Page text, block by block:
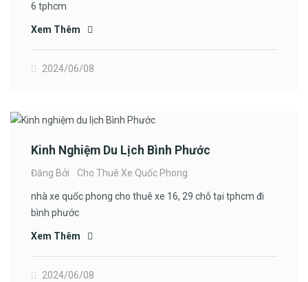
6 tphcm
Xem Thêm
2024/06/08
Kinh Nghiệm Du Lịch Bình Phước
Đăng Bởi Cho Thuê Xe Quốc Phong
nhà xe quốc phong cho thuê xe 16, 29 chỗ tại tphcm đi
bình phước
Xem Thêm
2024/06/08